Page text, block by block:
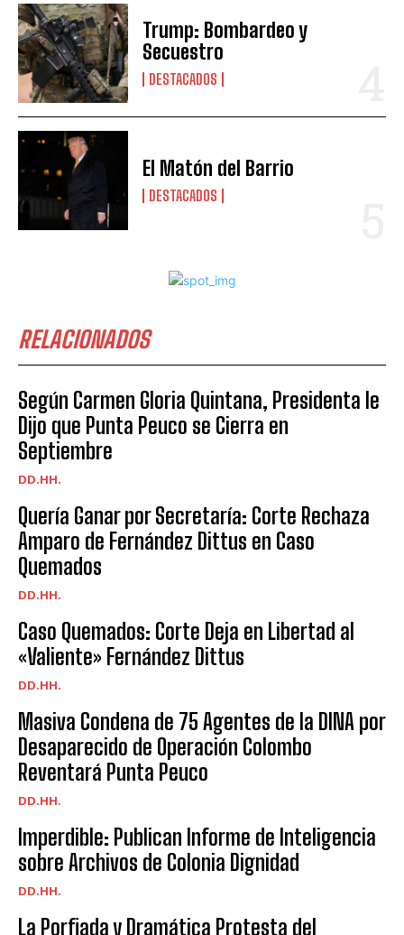
Trump: Bombardeo y
Secuestro
DESTACADOS
El Matón del Barrio
DESTACADOS
RELACIONADOS
Según Carmen Gloria Quintana, Presidenta le
Dijo que Punta Peuco se Cierra en
Septiembre
DD.HH.
Quería Ganar por Secretaría: Corte Rechaza
Amparo de Fernández Dittus en Caso
Quemados
DD.HH.
Caso Quemados: Corte Deja en Libertad al
«Valiente» Fernández Dittus
DD.HH.
Masiva Condena de 75 Agentes de la DINA por
Desaparecido de Operación Colombo
Reventará Punta Peuco
DD.HH.
Imperdible: Publican Informe de Inteligencia
sobre Archivos de Colonia Dignidad
DD.HH.
La Porfiada y Dramática Protesta del